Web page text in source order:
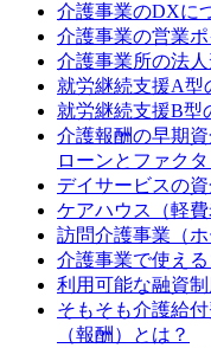
介護事業のDXに
介護事業の営業ポ
介護事業所の法
就労継続支援A型
就労継続支援B型
介護報酬の早期
ローンとファク
デイサービスの
ケアハウス（軽
訪問介護事業（
介護事業で使え
利用可能な融資制
そもそも介護給
（報酬）とは？